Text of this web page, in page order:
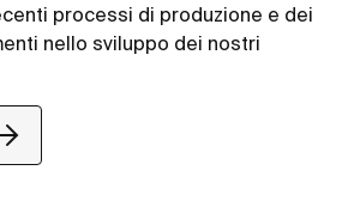
processi di produzione e dei
nello sviluppo dei nostri